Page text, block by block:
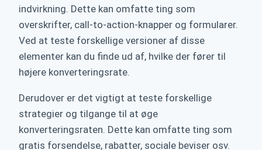
indvirkning. Dette kan omfatte ting som
overskrifter, call-to-action-knapper og formularer.
Ved at teste forskellige versioner af disse
elementer kan du finde ud af, hvilke der fører til
højere konverteringsrate.
Derudover er det vigtigt at teste forskellige
strategier og tilgange til at øge
konverteringsraten. Dette kan omfatte ting som
gratis forsendelse, rabatter, sociale beviser osv.